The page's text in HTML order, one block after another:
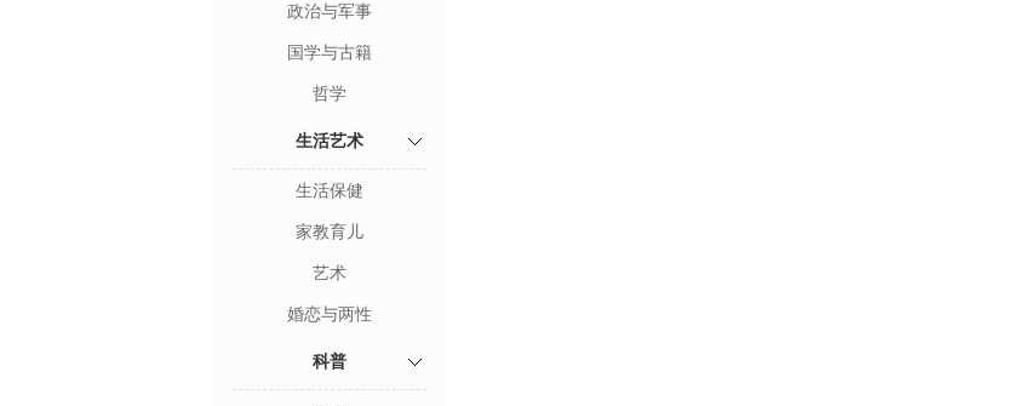
政治与军事
国学与古籍
哲学
生活艺术
生活保健
家教育儿
艺术
婚恋与两性
科普